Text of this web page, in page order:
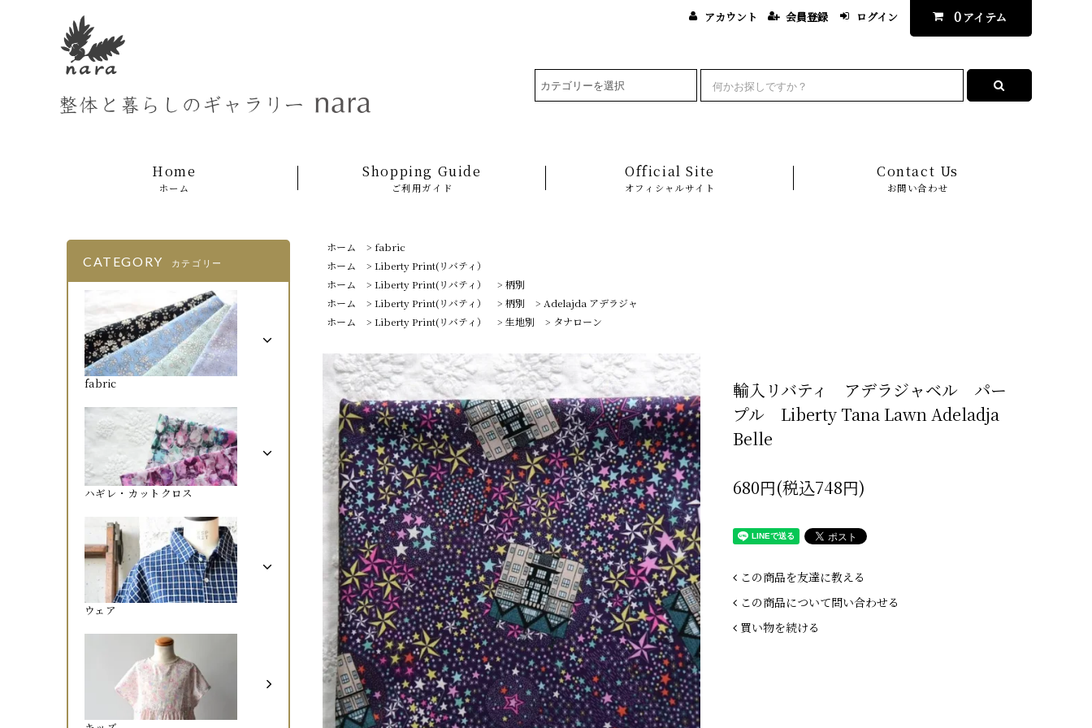
アカウント 会員登録 ログイン 0 アイテム
Home
ホーム
Shopping Guide
ご利用ガイド
Official Site
オフィシャルサイト
Contact Us
お問い合わせ
ホーム > fabric
ホーム
> Liberty Print(リバティ）
ホーム
> Liberty Print(リバティ） > 柄別
ホーム
> Liberty Print(リバティ） > 柄別 > Adelajda アデラジャ
ホーム
> Liberty Print(リバティ） > 生地別 > タナローン
輸入リバティ アデラジャベル パー
プル Liberty Tana Lawn Adeladja
Belle
680円(税込748円)
この商品を友達に教える
この商品について問い合わせる
買い物を続ける
CATEGORY カテゴリー
fabric
ハギレ・カットクロス
ウェア